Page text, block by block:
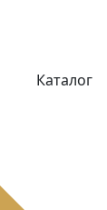
Каталог